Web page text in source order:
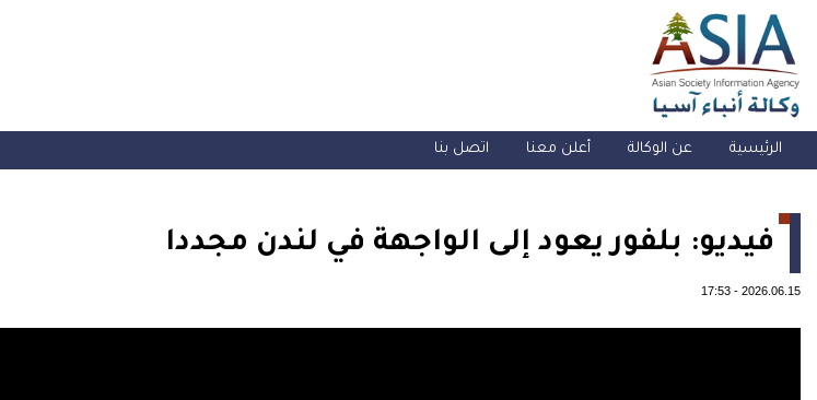
الرئيسية عن الوكالة أعلن معنا اتصل بنا
فيديو: بلفور يعود إلى الواجهة في لندن مجددا
2026.06.15
-
17:53